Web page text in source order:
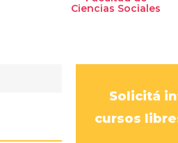
Ciencias Sociales
Solicitá
cursos